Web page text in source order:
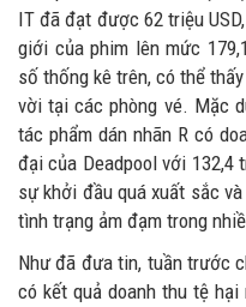
IT đã đạt được 62 triệu
giới của phim lên mức
số thống kê trên, có thể
vời tại các phòng vé. Mặc
tác phẩm dán nhãn R có
đại của Deadpool với 132,4
sự khởi đầu quá xuất sắc
tình trạng ảm đạm trong
Như đã đưa tin, tuần trước
có kết quả doanh thu tệ